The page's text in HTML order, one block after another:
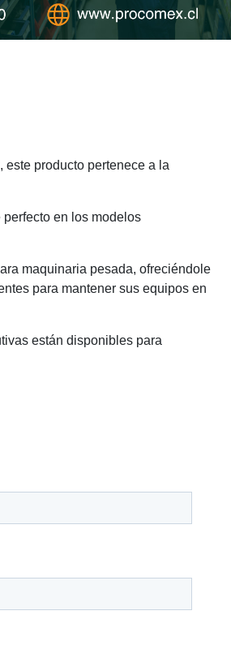
producto pertenece a la
en los modelos
maquinaria pesada, ofreciéndole
para mantener sus equipos en
están disponibles para